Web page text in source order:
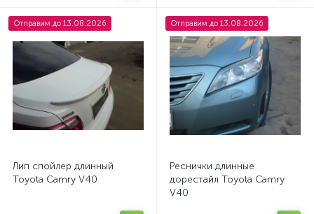
Отправим до 13.08.2026
Лип спойлер длинный
Toyota Camry V40
Отправим до 13.08.2026
Реснички длинные
дорестайл Toyota Camry
V40